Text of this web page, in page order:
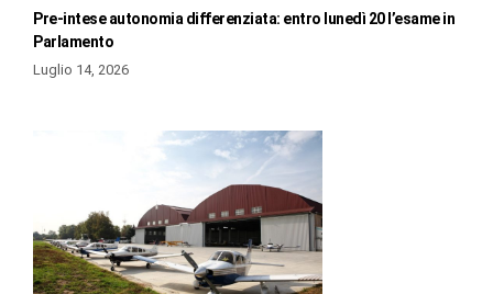
Pre-intese autonomia differenziata: entro lunedì 20 l’esame in
Parlamento
Luglio 14, 2026